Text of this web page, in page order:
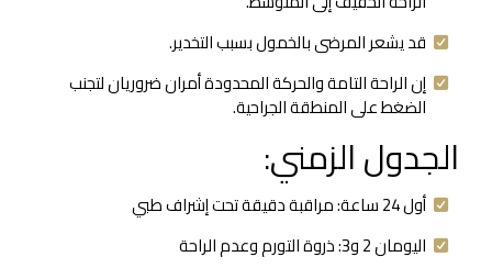
قد يشعر المرضى بالخمول بسبب التخدير.
إن الراحة التامة والحركة المحدودة أمران ضروريان لتجنب
الضغط على المنطقة الجراحية.
الجدول الزمني:
أول 24 ساعة: مراقبة دقيقة تحت إشراف طبي
اليومان 2 و3: ذروة التورم وعدم الراحة